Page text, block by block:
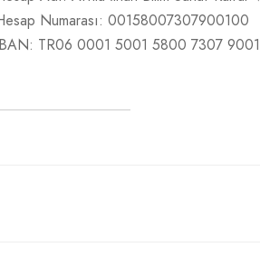
Numarası: 00158007307900100
TR06 0001 5001 5800 7307